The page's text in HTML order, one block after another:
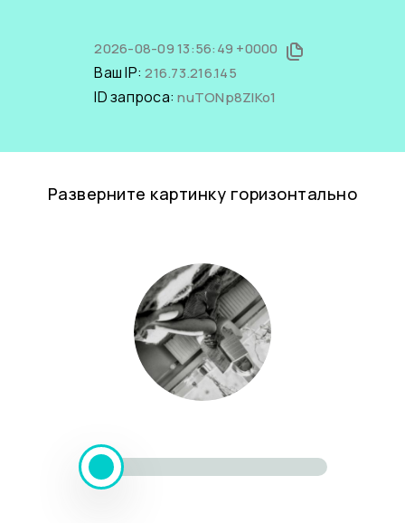
2026-08-09 13:56:49 +0000
Ваш IP:216.73.216.145
ID запроса:nuTONp8ZlKo1
Разверните картинку горизонтально